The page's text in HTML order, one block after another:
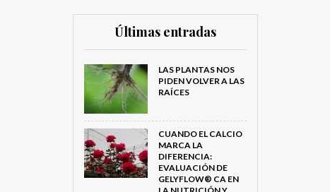
Últimas entradas
LAS PLANTAS NOS
PIDEN VOLVER A LAS
RAÍCES
CUANDO EL CALCIO
MARCA LA
DIFERENCIA:
EVALUACIÓN DE
GELYFLOW® CA EN